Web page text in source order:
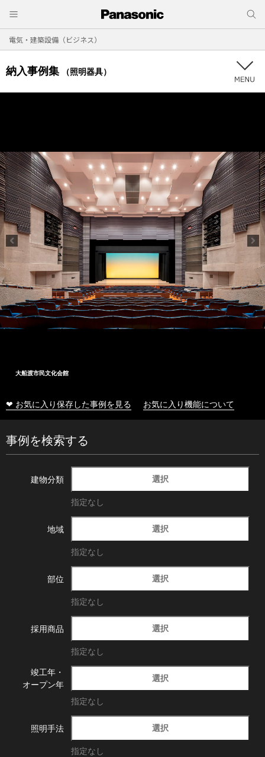
電気・建築設備（ビジネス）
納入事例集 （照明器具）
大船渡市民文化会館
❤ お気に入り保存した事例を見る お気に入り機能について
事例を検索する
建物分類 選択
指定なし
地域 選択
指定なし
部位 選択
指定なし
採用商品 選択
指定なし
竣工年・
オープン年
選択
指定なし
照明手法 選択
指定なし